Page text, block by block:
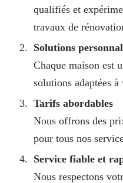
qualifiés et
travaux de
Solutions
Chaque maison est
solutions adaptées
Tarifs abordables
Nous offrons des
pour tous nos
Service fiable et
Nous respectons